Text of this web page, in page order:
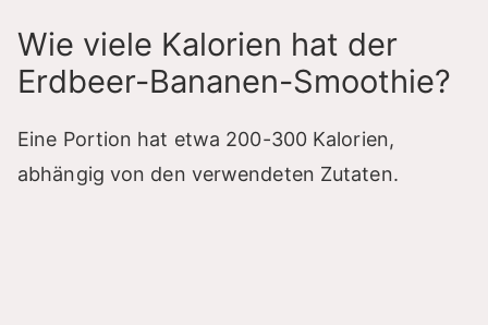
Wie viele Kalorien hat der
Erdbeer-Bananen-Smoothie?
Eine Portion hat etwa 200-300 Kalorien,
abhängig von den verwendeten Zutaten.